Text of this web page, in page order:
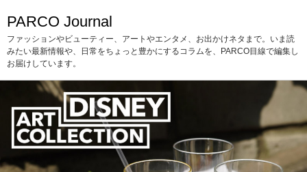
PARCO Journal
ファッションやビューティー、アートやエンタメ、お出かけネタまで。いま読
みたい最新情報や、日常をちょっと豊かにするコラムを、PARCO目線で編集し
お届けしています。